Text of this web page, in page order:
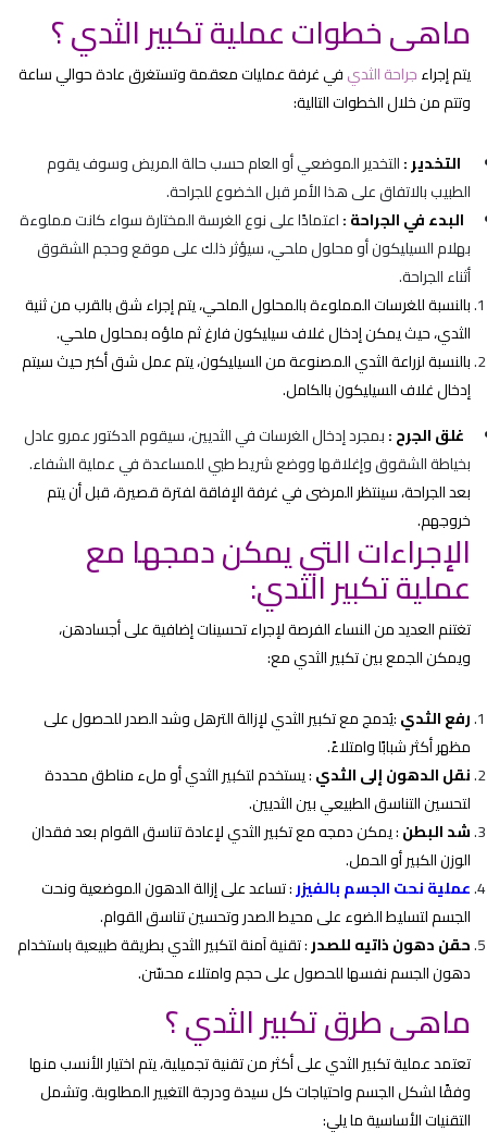
ماهى خطوات عملية تكبير الثدي ؟
يتم إجراءجراحة الثديفي غرفة عمليات معقمة وتستغرق عادة حوالي ساعة
وتتم من خلال الخطوات التالية:
التخدير :التخدير الموضعي أو العام حسب حالة المريض وسوف يقوم
الطبيب بالاتفاق على هذا الأمر قبل الخضوع للجراحة.
البدء في الجراحة :اعتمادًا على نوع الغرسة المختارة سواء كانت مملوءة
بهلام السيليكون أو محلول ملحي، سيؤثر ذلك على موقع وحجم الشقوق
أثناء الجراحة.
بالنسبة للغرسات المملوءة بالمحلول الملحي،يتم إجراء شق بالقرب من ثنية
الثدي، حيث يمكن إدخال غلاف سيليكون فارغ ثم ملؤه بمحلول ملحي.
بالنسبة لزراعة الثدي المصنوعة من السيليكون،يتم عمل شق أكبر حيث سيتم
إدخال غلاف السيليكون بالكامل.
غلق الجرح :بمجرد إدخال الغرسات في الثديين، سيقوم الدكتور عمرو عادل
بخياطة الشقوق وإغلاقها ووضع شريط طبي للمساعدة في عملية الشفاء.
بعد الجراحة، سينتظر المرضى في غرفة الإفاقة لفترة قصيرة، قبل أن يتم
خروجهم.
الإجراءات التي يمكن دمجها مع
عملية تكبير الثدي:
تغتنم العديد من النساء الفرصة لإجراء تحسينات إضافية على أجسادهن،
ويمكن الجمع بين تكبير الثدي مع:
رفع الثدي:يُدمج مع تكبير الثدي لإزالة الترهل وشد الصدر للحصول على
مظهر أكثر شبابًا وامتلاءً.
نقل الدهون إلى الثدي: يستخدم لتكبير الثدي أو ملء مناطق محددة
لتحسين التناسق الطبيعي بين الثديين.
شد البطن: يمكن دمجه مع تكبير الثدي لإعادة تناسق القوام بعد فقدان
الوزن الكبير أو الحمل.
عملية نحت الجسم بالفيزر: تساعد على إزالة الدهون الموضعية ونحت
الجسم لتسليط الضوء على محيط الصدر وتحسين تناسق القوام.
حقن دهون ذاتيه للصدر: تقنية آمنة لتكبير الثدي بطريقة طبيعية باستخدام
دهون الجسم نفسها للحصول على حجم وامتلاء محسّن.
ماهى طرق تكبير الثدي ؟
تعتمد عملية تكبير الثدي على أكثر من تقنية تجميلية، يتم اختيار الأنسب منها
وفقًا لشكل الجسم واحتياجات كل سيدة ودرجة التغيير المطلوبة. وتشمل
التقنيات الأساسية ما يلي: